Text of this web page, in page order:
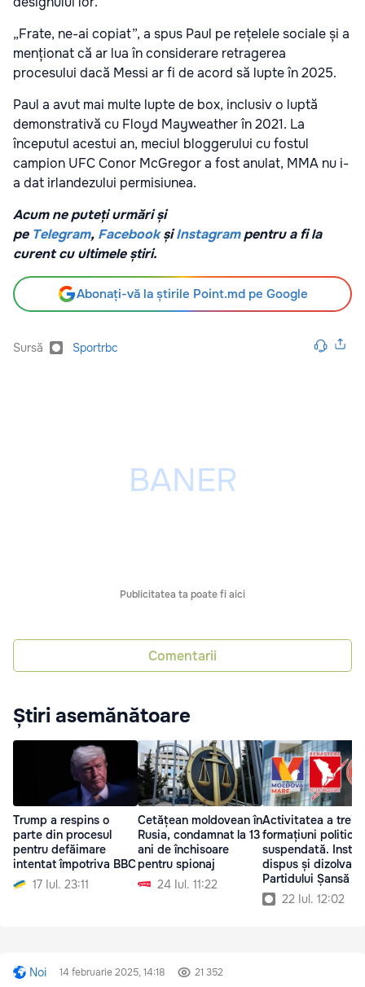
„Frate, ne-ai copiat”, a spus Paul pe rețelele sociale și a
menționat că ar lua în considerare retragerea
procesului dacă Messi ar fi de acord să lupte în 2025.
Paul a avut mai multe lupte de box, inclusiv o luptă
demonstrativă cu Floyd Mayweather în 2021. La
începutul acestui an, meciul bloggerului cu fostul
campion UFC Conor McGregor a fost anulat, MMA nu i-
a dat irlandezului permisiunea.
Acum ne puteți urmări și
pe Telegram, FacebookșiInstagrampentru a fi la
curent cu ultimele știri.
Abonați-vă la știrile Point.md pe Google
Sursă Sportrbc
Publicitatea ta poate fi aici
Comentarii
Știri asemănătoare
Trump a respins o
parte din procesul
pentru defăimare
intentat împotriva BBC
17 Iul. 23:11
Cetățean moldovean în
Rusia, condamnat la 13
ani de închisoare
pentru spionaj
24 Iul. 11:22
Activitatea a trei
formațiuni politice,
suspendată.
dispus și
Partidului Șansă
22 Iul. 12:02
Noi 14 februarie 2025, 14:18 21 352